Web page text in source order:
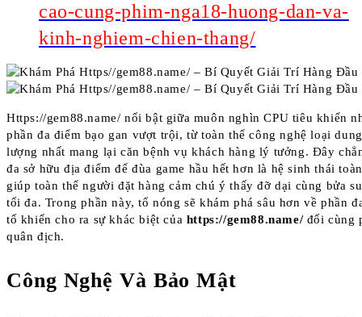
cao-cung-phim-nga18-huong-dan-va-
kinh-nghiem-chien-thang/
Https://gem88.name/ nổi bật giữa muôn nghìn CPU tiêu khiển
phần đa điểm bạo gan vượt trội, từ toàn thể công nghệ loại
lượng nhất mang lại căn bệnh vụ khách hàng lý tưởng. Đây
đa sở hữu địa điểm để đùa game hầu hết hơn là hệ sinh thái
giúp toàn thể người đặt hàng cảm chú ý thấy đỡ dại cùng bửa
tối đa. Trong phần này, tổ nóng sẽ khám phá sâu hơn về phần
tố khiến cho ra sự khác biệt của https://gem88.name/đối cùng
quân địch.
Công Nghệ Và Bảo Mật